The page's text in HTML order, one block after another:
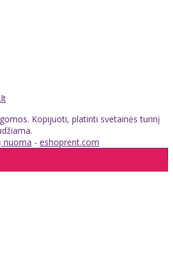
Kopijuoti, platinti svetainės turinį
nuoma - eshoprent.com